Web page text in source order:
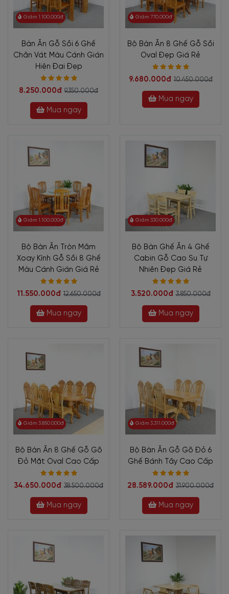
Giảm 1.100.000đ
Bàn Ăn Gỗ Sồi 6 Ghế
Chân Vát Màu Cánh Gián
Hiện Đại Đẹp
8.250.000đ 9.350.000đ
Mua ngay
Giảm 770.000đ
Bộ Bàn Ăn 8 Ghế Gỗ Sồi
Oval Đẹp Giá Rẻ
9.680.000đ 10.450.000đ
Mua ngay
Giảm 1.100.000đ
Bộ Bàn Ăn Tròn Mâm
Xoay Kính Gỗ Sồi 8 Ghế
Màu Cánh Gián Giá Rẻ
11.550.000đ 12.650.000đ
Mua ngay
Giảm 330.000đ
Bộ Bàn Ghế Ăn 4 Ghế
Cabin Gỗ Cao Su Tự
Nhiên Đẹp Giá Rẻ
3.520.000đ 3.850.000đ
Mua ngay
Giảm 3.850.000đ
Bộ Bàn Ăn 8 Ghế Gỗ Gõ
Đỏ Mặt Oval Cao Cấp
34.650.000đ 38.500.000đ
Mua ngay
Giảm 3.311.000đ
Bộ Bàn Ăn Gỗ Gõ Đỏ 6
Ghế Bánh Tây Cao Cấp
28.589.000đ 31.900.000đ
Mua ngay